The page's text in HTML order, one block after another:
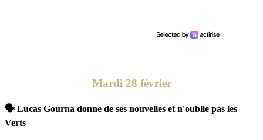
Mardi 28 février
🗣 Lucas Gourna donne de ses nouvelles et n'oublie pas les
Verts